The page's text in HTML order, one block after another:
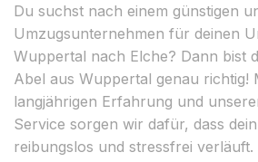
Du suchst nach einem günstigen
Umzugsunternehmen für deinen
Wuppertal nach Elche? Dann bist
Abel aus Wuppertal genau richtig!
langjährigen Erfahrung und
Service sorgen wir dafür, dass dein
reibungslos und stressfrei verläuft.